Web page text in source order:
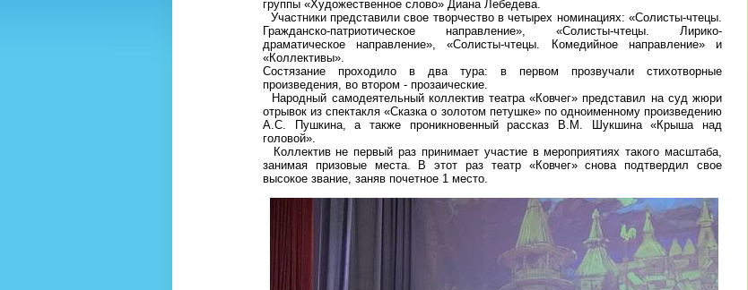
группы «Художественное слово» Диана Лебедева.
Участники представили свое творчество в четырех номинациях: «Солисты-чтецы.
Гражданско-патриотическое направление», «Солисты-чтецы. Лирико-
драматическое направление», «Солисты-чтецы. Комедийное направление» и
«Коллективы».
Состязание проходило в два тура: в первом прозвучали стихотворные
произведения, во втором - прозаические.
Народный самодеятельный коллектив театра «Ковчег» представил на суд жюри
отрывок из спектакля «Сказка о золотом петушке» по одноименному произведению
А.С. Пушкина, а также проникновенный рассказ В.М. Шукшина «Крыша над
головой».
Коллектив не первый раз принимает участие в мероприятиях такого масштаба,
занимая призовые места. В этот раз театр «Ковчег» снова подтвердил свое
высокое звание, заняв почетное 1 место.